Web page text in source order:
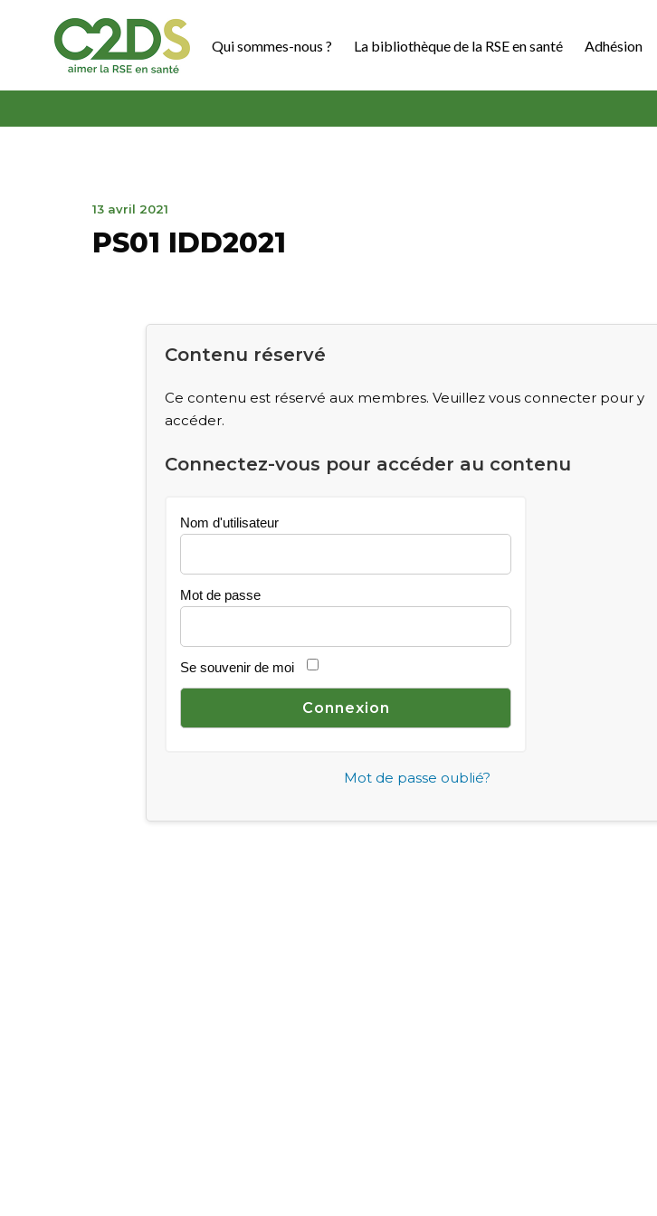
contenu
Qui sommes-nous ? La bibliothèque de la RSE en santé Adhésion
13 avril 2021
2021
PS01 IDD2021
Contenu réservé
Ce contenu est réservé aux membres. Veuillez vous connecter pour y
accéder.
Connectez-vous pour accéder au contenu
Nom d'utilisateur
Mot de passe
Se souvenir de moi
Mot de passe oublié?